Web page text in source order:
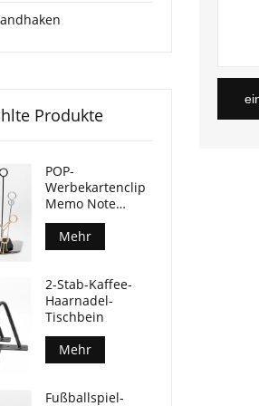
Produkte
POP-
Werbekartenclip
Memo Note
Fotoständer
Mehr
2-Stab-Kaffee-
Haarnadel-
Tischbein
Mehr
Fußballspiel-